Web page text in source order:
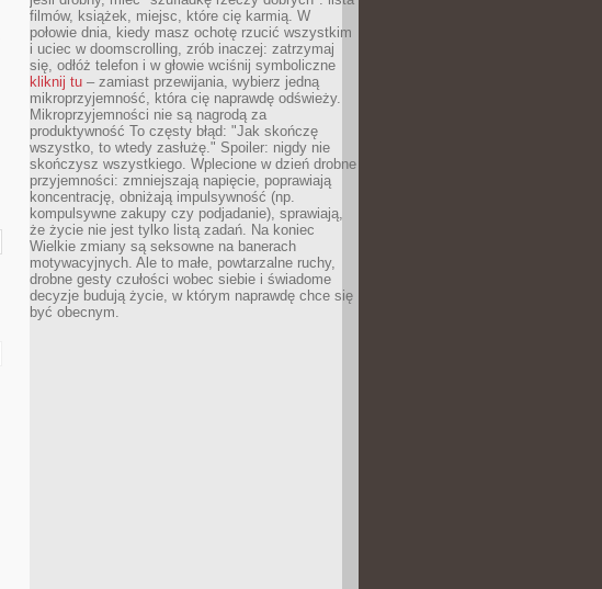
filmów, książek, miejsc, które cię karmią. W
połowie dnia, kiedy masz ochotę rzucić wszystkim
i uciec w doomscrolling, zrób inaczej: zatrzymaj
się, odłóż telefon i w głowie wciśnij symboliczne
kliknij tu – zamiast przewijania, wybierz jedną
mikroprzyjemność, która cię naprawdę odświeży.
Mikroprzyjemności nie są nagrodą za
produktywność To częsty błąd: "Jak skończę
wszystko, to wtedy zasłużę." Spoiler: nigdy nie
skończysz wszystkiego. Wplecione w dzień drobne
przyjemności: zmniejszają napięcie, poprawiają
koncentrację, obniżają impulsywność (np.
kompulsywne zakupy czy podjadanie), sprawiają,
że życie nie jest tylko listą zadań. Na koniec
Wielkie zmiany są seksowne na banerach
motywacyjnych. Ale to małe, powtarzalne ruchy,
drobne gesty czułości wobec siebie i świadome
decyzje budują życie, w którym naprawdę chce się
być obecnym.